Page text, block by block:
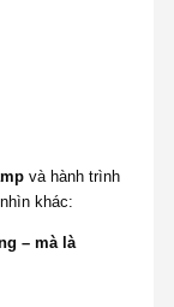
và hành trình
khác:
– mà là